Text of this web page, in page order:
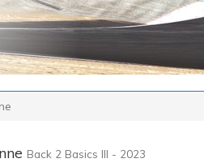
Back 2 Basics III - 2023